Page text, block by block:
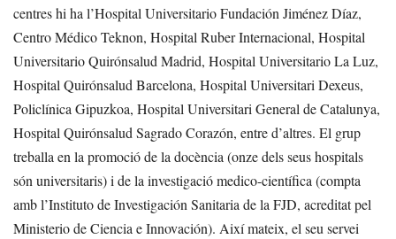
centres hi ha l’Hospital Universitario Fundación Jiménez Díaz,
Centro Médico Teknon, Hospital Ruber Internacional, Hospital
Universitario Quirónsalud Madrid, Hospital Universitario La Luz,
Hospital Quirónsalud Barcelona, Hospital Universitari Dexeus,
Policlínica Gipuzkoa, Hospital Universitari General de Catalunya,
Hospital Quirónsalud Sagrado Corazón, entre d’altres. El grup
treballa en la promoció de la docència (onze dels seus hospitals
són universitaris) i de la investigació medico-científica (compta
amb l’Instituto de Investigación Sanitaria de la FJD, acreditat pel
Ministerio de Ciencia e Innovación). Així mateix, el seu servei